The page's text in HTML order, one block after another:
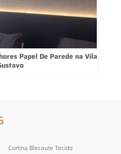
Papel De Parede na Vila
Cortina Blecaute Tecido